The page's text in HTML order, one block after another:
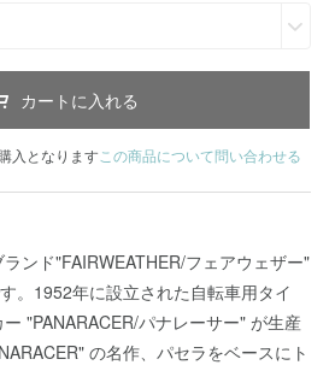
カートに入れる
入となりますこの商品について問い合わせる
ンド"FAIRWEATHER/フェアウェザー"
。1952年に設立された自転車用タイ
"PANARACER/パナレーサー" が生産
の名作、パセラをベースにト